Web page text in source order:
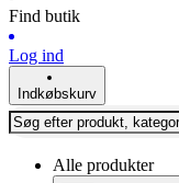
Find butik
Log ind
Indkøbskurv
Alle produkter